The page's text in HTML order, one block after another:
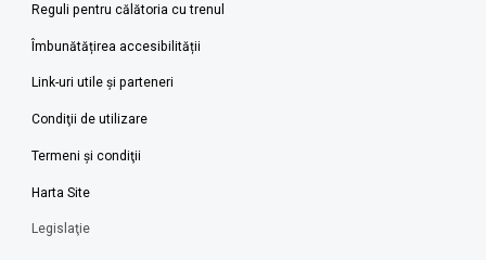
Reguli pentru călătoria cu trenul
Îmbunătățirea accesibilității
Link-uri utile şi parteneri
Condiţii de utilizare
Termeni şi condiţii
Harta Site
Legislaţie